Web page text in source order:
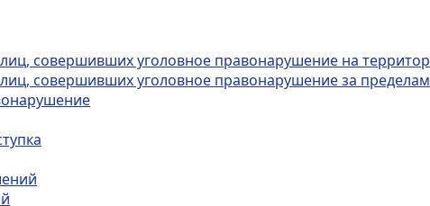
совершивших уголовное правонарушение на
совершивших уголовное правонарушение за